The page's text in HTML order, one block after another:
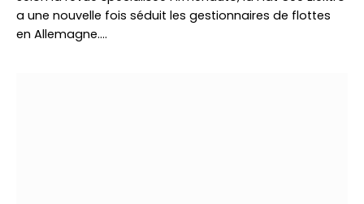
a une nouvelle fois séduit les gestionnaires de flottes
en Allemagne.…